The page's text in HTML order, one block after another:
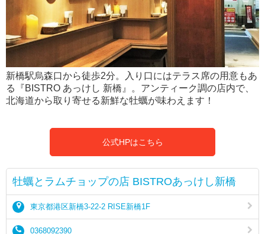
新橋駅烏森口から徒歩2分。入り口にはテラス席の用意もあ
る『BISTRO あっけし 新橋』。アンティーク調の店内で、
北海道から取り寄せる新鮮な牡蠣が味わえます！
公式HPはこちら
牡蠣とラムチョップの店 BISTROあっけし新橋
東京都港区新橋3-22-2 RISE新橋1F
0368092390